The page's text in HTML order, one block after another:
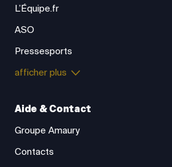
L’Équipe.fr
ASO
Pressesports
afficher plus
Aide & Contact
Groupe Amaury
Contacts